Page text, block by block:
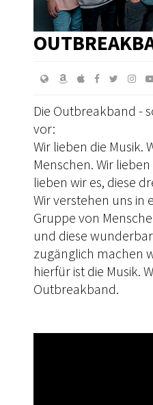
Die Outbreakband -
vor:
Wir lieben die Musik.
Menschen. Wir
lieben wir es, diese
Wir verstehen uns in
Gruppe von
und diese
zugänglich machen
hierfür ist die Musik.
Outbreakband.